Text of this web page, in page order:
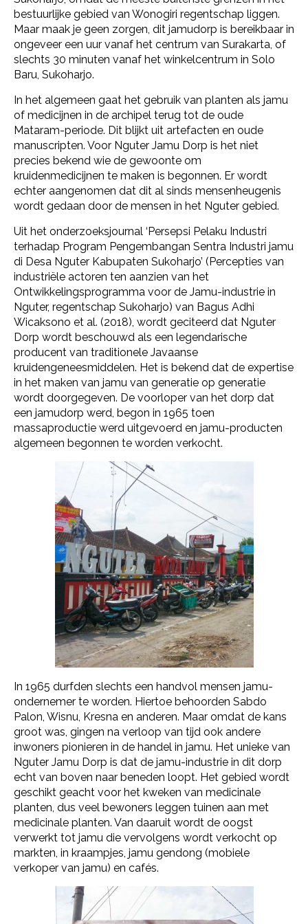
bestuurlijke gebied van Wonogiri regentschap liggen.
Maar maak je geen zorgen, dit jamudorp is bereikbaar in
ongeveer een uur vanaf het centrum van Surakarta, of
slechts 30 minuten vanaf het winkelcentrum in Solo
Baru, Sukoharjo.
In het algemeen gaat het gebruik van planten als jamu
of medicijnen in de archipel terug tot de oude
Mataram-periode. Dit blijkt uit artefacten en oude
manuscripten. Voor Nguter Jamu Dorp is het niet
precies bekend wie de gewoonte om
kruidenmedicijnen te maken is begonnen. Er wordt
echter aangenomen dat dit al sinds mensenheugenis
wordt gedaan door de mensen in het Nguter gebied.
Uit het onderzoeksjournal ‘Persepsi Pelaku Industri
terhadap Program Pengembangan Sentra Industri jamu
di Desa Nguter Kabupaten Sukoharjo’ (Percepties van
industriële actoren ten aanzien van het
Ontwikkelingsprogramma voor de Jamu-industrie in
Nguter, regentschap Sukoharjo) van Bagus Adhi
Wicaksono et al. (2018), wordt geciteerd dat Nguter
Dorp wordt beschouwd als een legendarische
producent van traditionele Javaanse
kruidengeneesmiddelen. Het is bekend dat de expertise
in het maken van jamu van generatie op generatie
wordt doorgegeven. De voorloper van het dorp dat
een jamudorp werd, begon in 1965 toen
massaproductie werd uitgevoerd en jamu-producten
algemeen begonnen te worden verkocht.
In 1965 durfden slechts een handvol mensen jamu-
ondernemer te worden. Hiertoe behoorden Sabdo
Palon, Wisnu, Kresna en anderen. Maar omdat de kans
groot was, gingen na verloop van tijd ook andere
inwoners pionieren in de handel in jamu. Het unieke van
Nguter Jamu Dorp is dat de jamu-industrie in dit dorp
echt van boven naar beneden loopt. Het gebied wordt
geschikt geacht voor het kweken van medicinale
planten, dus veel bewoners leggen tuinen aan met
medicinale planten. Van daaruit wordt de oogst
verwerkt tot jamu die vervolgens wordt verkocht op
markten, in kraampjes, jamu gendong (mobiele
verkoper van jamu) en cafés.